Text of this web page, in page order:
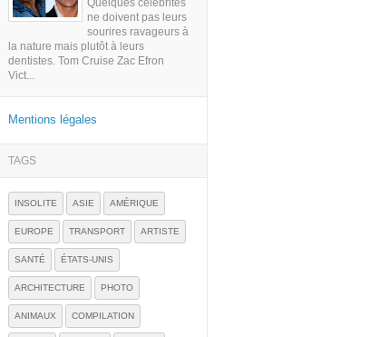
Quelques célébrités
ne doivent pas leurs
sourires ravageurs à
la nature mais plutôt à leurs
dentistes. Tom Cruise Zac Efron
Vict...
Mentions légales
TAGS
INSOLITE ASIE AMÉRIQUE
EUROPE TRANSPORT ARTISTE
SANTÉ ÉTATS-UNIS
ARCHITECTURE PHOTO
ANIMAUX COMPILATION